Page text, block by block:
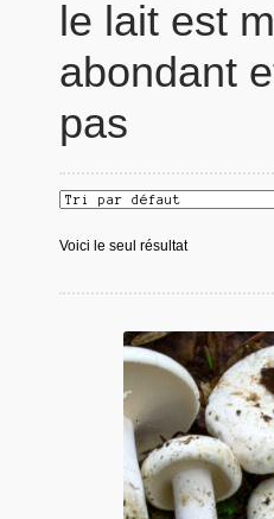
le lait est
abondant
pas
Voici le seul résultat